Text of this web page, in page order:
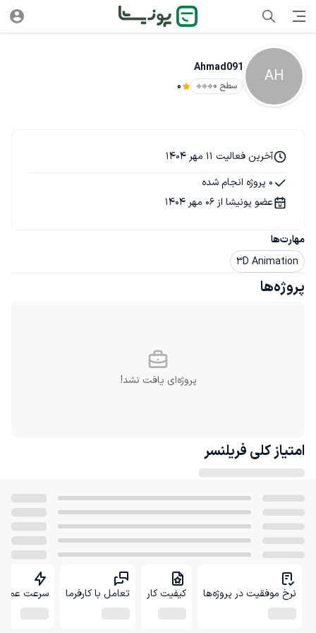
AH
Ahmad091
سطح ۰ 0
مهارت‌ها
3D Animation
آخرین فعالیت 11 مهر 1404
0 پروژه انجام شده
عضو پونیشا از 06 مهر 1404
پروژه‌ها
پروژه‌ای یافت نشد!
امتیاز کلی فریلنسر
نرخ موفقیت در پروژه‌ها کیفیت کار تعامل با کارفرما سرعت عمل